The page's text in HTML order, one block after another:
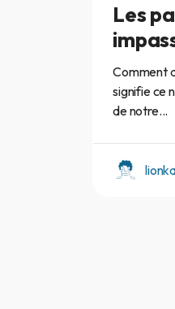
Les
Comment
signifie ce
de notre...